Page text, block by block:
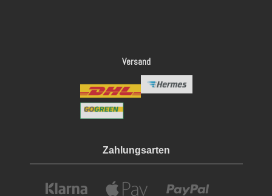
Versand
Zahlungsarten